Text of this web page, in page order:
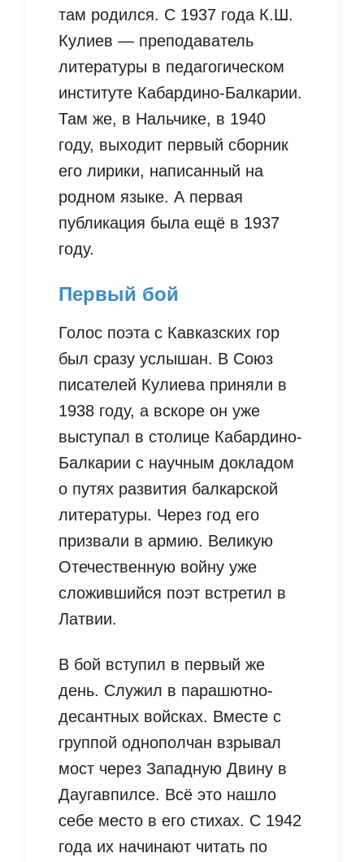
там родился. С 1937 года К.Ш.
Кулиев — преподаватель
литературы в педагогическом
институте Кабардино-Балкарии.
Там же, в Нальчике, в 1940
году, выходит первый сборник
его лирики, написанный на
родном языке. А первая
публикация была ещё в 1937
году.
Первый бой
Голос поэта с Кавказских гор
был сразу услышан. В Союз
писателей Кулиева приняли в
1938 году, а вскоре он уже
выступал в столице Кабардино-
Балкарии с научным докладом
о путях развития балкарской
литературы. Через год его
призвали в армию. Великую
Отечественную войну уже
сложившийся поэт встретил в
Латвии.
В бой вступил в первый же
день. Служил в парашютно-
десантных войсках. Вместе с
группой однополчан взрывал
мост через Западную Двину в
Даугавпилсе. Всё это нашло
себе место в его стихах. С 1942
года их начинают читать по